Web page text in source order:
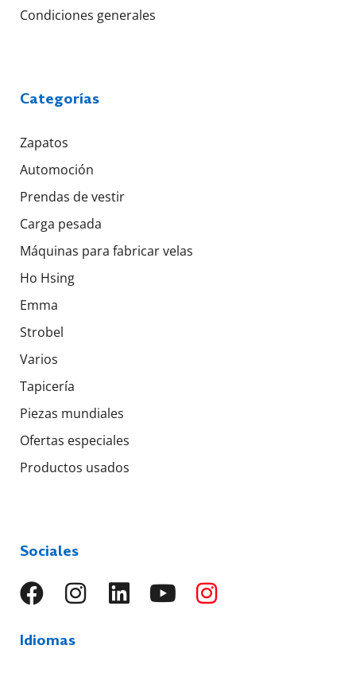
Condiciones generales
Categorías
Zapatos
Automoción
Prendas de vestir
Carga pesada
Máquinas para fabricar velas
Ho Hsing
Emma
Strobel
Varios
Tapicería
Piezas mundiales
Ofertas especiales
Productos usados
Sociales
Idiomas